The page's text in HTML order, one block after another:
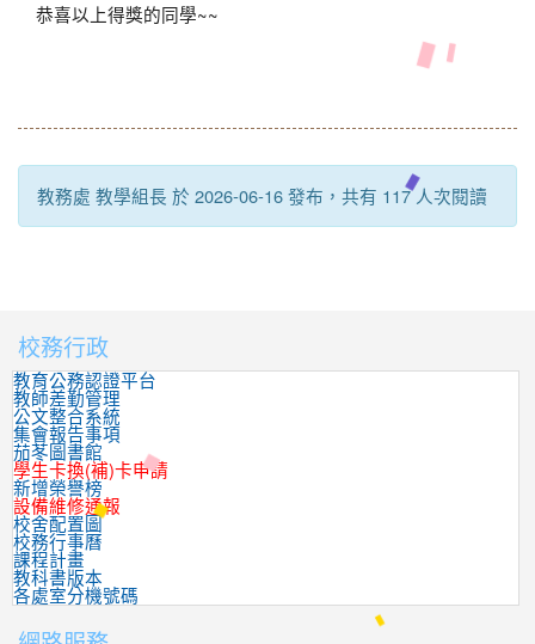
恭喜以上得獎的同學~~
教務處 教學組長 於 2026-06-16 發布，共有 117 人次閱讀
:::
校務行政
教育公務認證平台
教師差勤管理
公文整合系統
集會報告事項
茄苳圖書館
學生卡換(補)卡申請
新增榮譽榜
設備維修通報
校舍配置圖
校務行事曆
課程計畫
教科書版本
各處室分機號碼